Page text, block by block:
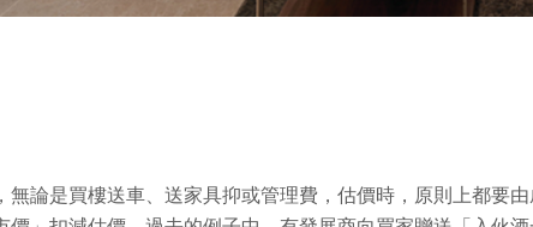
無論是買樓送車、送家具抑或管理費，估價時，原則上都要